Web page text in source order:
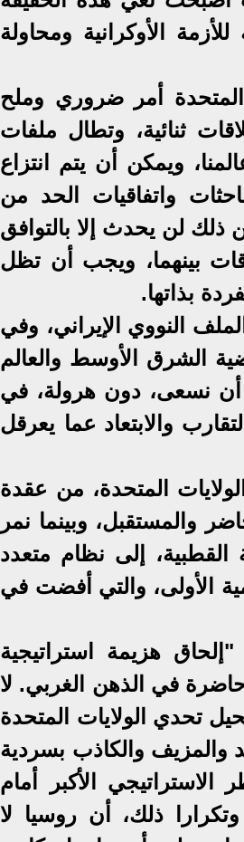
الأوكرانية ومحاولة
المتحدة أمر ضروري وملح
ثنائية، وتطال ملفات
ويمكن أن يتم انتزاع
واتفاقيات الحد من
ذلك لن يحدث إلا بالتوافق
بينهما، ويجب أن تظل
بذاتها.
النووي الإيراني، وفي
الشرق الأوسط والعالم
أن نسعى، دون هرولة، في
والابتعاد عما يعرقل
المتحدة، من عقدة
والمستقبل، وبينما نمر
إلى نظام متعدد
الأولى، والتي أفضت في
هزيمة استراتيجية
في الذهن الغربي. لا
تحدي الولايات المتحدة
والمزيف والكاذب بسردية
الأكبر أمام
ذلك، أن روسيا لا